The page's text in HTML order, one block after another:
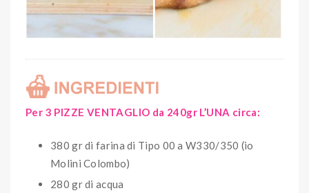
Per 3 PIZZE VENTAGLIO da 240gr L’UNA circa:
380 gr di farina di Tipo 00 a W330/350 (io
Molini Colombo)
280 gr di acqua